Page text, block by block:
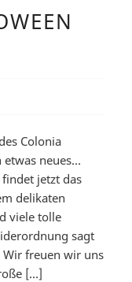
Colonia
etwas neues…
jetzt das
delikaten
viele tolle
sagt
freuen wir uns
[…]